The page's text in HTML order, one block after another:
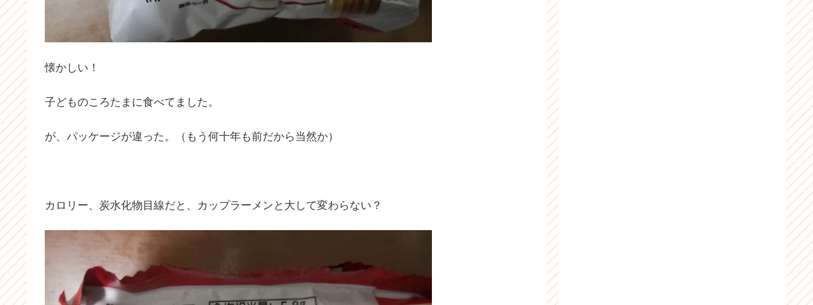
懐かしい！
子どものころたまに食べてました。
が、パッケージが違った。（もう何十年も前だから当然か）
カロリー、炭水化物目線だと、カップラーメンと大して変わらない？